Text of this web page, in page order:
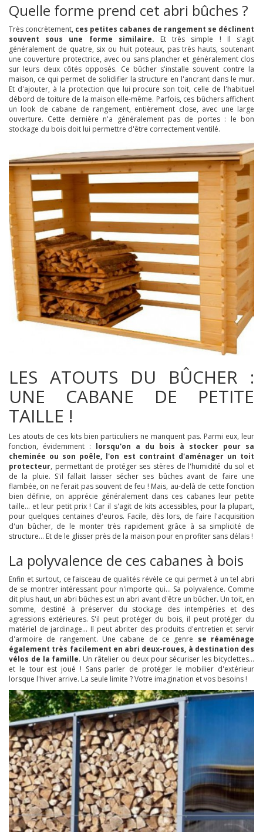
Quelle forme prend cet abri bûches ?
Très concrètement, ces petites cabanes de rangement se déclinent
souvent sous une forme similaire. Et très simple ! Il s'agit
généralement de quatre, six ou huit poteaux, pas très hauts, soutenant
une couverture protectrice, avec ou sans plancher et généralement clos
sur leurs deux côtés opposés. Ce bûcher s'installe souvent contre la
maison, ce qui permet de solidifier la structure en l'ancrant dans le mur.
Et d'ajouter, à la protection que lui procure son toit, celle de l'habituel
débord de toiture de la maison elle-même. Parfois, ces bûchers affichent
un look de cabane de rangement, entièrement close, avec une large
ouverture. Cette dernière n'a généralement pas de portes : le bon
stockage du bois doit lui permettre d'être correctement ventilé.
LES ATOUTS DU BÛCHER :
UNE CABANE DE PETITE
TAILLE !
Les atouts de ces kits bien particuliers ne manquent pas. Parmi eux, leur
fonction, évidemment : lorsqu'on a du bois à stocker pour sa
cheminée ou son poêle, l'on est contraint d'aménager un toit
protecteur, permettant de protéger ses stères de l'humidité du sol et
de la pluie. S'il fallait laisser sécher ses bûches avant de faire une
flambée, on ne ferait pas souvent de feu ! Mais, au-delà de cette fonction
bien définie, on apprécie généralement dans ces cabanes leur petite
taille... et leur petit prix ! Car il s'agit de kits accessibles, pour la plupart,
pour quelques centaines d'euros. Facile, dès lors, de faire l'acquisition
d'un bûcher, de le monter très rapidement grâce à sa simplicité de
structure... Et de le glisser près de la maison pour en profiter sans délais !
La polyvalence de ces cabanes à bois
Enfin et surtout, ce faisceau de qualités révèle ce qui permet à un tel abri
de se montrer intéressant pour n'importe qui... Sa polyvalence. Comme
dit plus haut, un abri bûches est un abri avant d'être un bûcher. Un toit, en
somme, destiné à préserver du stockage des intempéries et des
agressions extérieures. S'il peut protéger du bois, il peut protéger du
matériel de jardinage... Il peut abriter des produits d'entretien et servir
d'armoire de rangement. Une cabane de ce genre se réaménage
également très facilement en abri deux-roues, à destination des
vélos de la famille. Un râtelier ou deux pour sécuriser les bicyclettes...
et le tour est joué ! Sans parler de protéger le mobilier d'extérieur
lorsque l'hiver arrive. La seule limite ? Votre imagination et vos besoins !